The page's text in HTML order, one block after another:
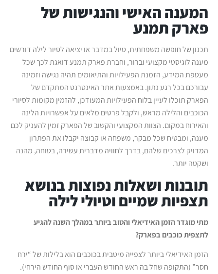
המענה האישי והנגישות של
פארק תמנע
תכנון של חופשה משפחתית, טיול במדבר או יציאה לסיור לילה דורשים
מענה לוגיסטי מקצועי וברור, וחברת פארק תמנע דואגת לכך שכל
מעטפת המידע, הזמנת הפעילויות והתיאומים תהיה נגישה וזמינה
עבורכם בכל רגע נתון. באמצעות אתר האינטרנט המתקדם של
הפארק תוכלו לעיין בלוח הפעילויות המעודכן, להזמין מקומות לסיורי
הכוכבים והלילה מראש, ולקבל פרטים מלאים על אפשרויות הלינה
והאירוח במקום. הצוות המקצועי והקשוב של הפארק זמין להעניק לכם
מענה, ומבטיח שכל מבקר, משפחה או קבוצה יקבלו את הפתרון
המדויק לצרכים שלהם, בדרך לחוויה מדברית עשירה, בטוחה, מהנה
ושקטה יותר.
תובנות ושאלות נפוצות בנושא
תצפיות שמיים וטיולי לילה
מתי מוגדר הזמן האידיאלי והטוב ביותר במהלך השנה להגיע
לתצפית כוכבים בפארק?
הזמן האידיאלי ביותר לצפייה מיטבית בכוכבים הוא בלילות של “ירח
חסר” (התקופה שחל בה ראש החודש העברי או סוף החודש הירחי).